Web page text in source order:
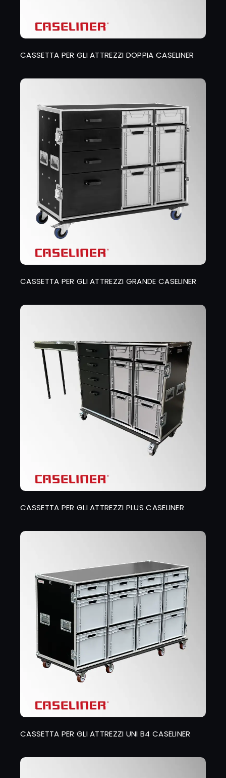
CASSETTA PER GLI ATTREZZI DOPPIA CASELINER
CASSETTA PER GLI ATTREZZI GRANDE CASELINER
CASSETTA PER GLI ATTREZZI PLUS CASELINER
CASSETTA PER GLI ATTREZZI UNI B4 CASELINER